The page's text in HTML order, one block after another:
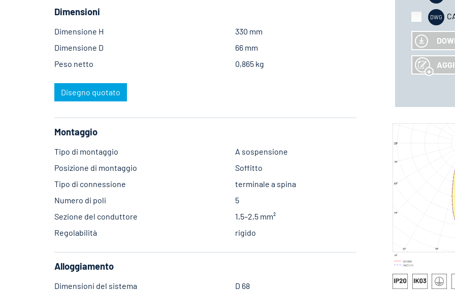
Dimensioni
Dimensione H
330 mm
Dimensione D
66 mm
Peso netto
0,865 kg
Disegno quotato
Montaggio
Tipo di montaggio
A sospensione
Posizione di montaggio
Soffitto
Tipo di connessione
terminale a spina
Numero di poli
5
Sezione del conduttore
1,5–2,5 mm²
Regolabilità
rigido
Alloggiamento
Dimensioni del sistema
D 68